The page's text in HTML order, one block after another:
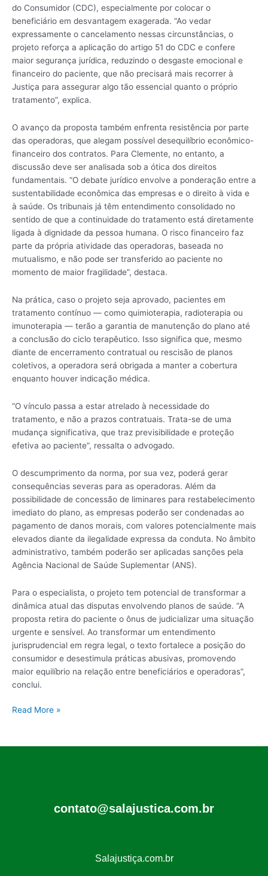
do Consumidor (CDC), especialmente por colocar o
beneficiário em desvantagem exagerada. “Ao vedar
expressamente o cancelamento nessas circunstâncias, o
projeto reforça a aplicação do artigo 51 do CDC e confere
maior segurança jurídica, reduzindo o desgaste emocional e
financeiro do paciente, que não precisará mais recorrer à
Justiça para assegurar algo tão essencial quanto o próprio
tratamento”, explica.
O avanço da proposta também enfrenta resistência por parte
das operadoras, que alegam possível desequilíbrio econômico-
financeiro dos contratos. Para Clemente, no entanto, a
discussão deve ser analisada sob a ótica dos direitos
fundamentais. “O debate jurídico envolve a ponderação entre a
sustentabilidade econômica das empresas e o direito à vida e
à saúde. Os tribunais já têm entendimento consolidado no
sentido de que a continuidade do tratamento está diretamente
ligada à dignidade da pessoa humana. O risco financeiro faz
parte da própria atividade das operadoras, baseada no
mutualismo, e não pode ser transferido ao paciente no
momento de maior fragilidade”, destaca.
Na prática, caso o projeto seja aprovado, pacientes em
tratamento contínuo — como quimioterapia, radioterapia ou
imunoterapia — terão a garantia de manutenção do plano até
a conclusão do ciclo terapêutico. Isso significa que, mesmo
diante de encerramento contratual ou rescisão de planos
coletivos, a operadora será obrigada a manter a cobertura
enquanto houver indicação médica.
“O vínculo passa a estar atrelado à necessidade do
tratamento, e não a prazos contratuais. Trata-se de uma
mudança significativa, que traz previsibilidade e proteção
efetiva ao paciente”, ressalta o advogado.
O descumprimento da norma, por sua vez, poderá gerar
consequências severas para as operadoras. Além da
possibilidade de concessão de liminares para restabelecimento
imediato do plano, as empresas poderão ser condenadas ao
pagamento de danos morais, com valores potencialmente mais
elevados diante da ilegalidade expressa da conduta. No âmbito
administrativo, também poderão ser aplicadas sanções pela
Agência Nacional de Saúde Suplementar (ANS).
Para o especialista, o projeto tem potencial de transformar a
dinâmica atual das disputas envolvendo planos de saúde. “A
proposta retira do paciente o ônus de judicializar uma situação
urgente e sensível. Ao transformar um entendimento
jurisprudencial em regra legal, o texto fortalece a posição do
consumidor e desestimula práticas abusivas, promovendo
maior equilíbrio na relação entre beneficiários e operadoras”,
conclui.
Read More »
contato@salajustica.com.br
Salajustiça.com.br